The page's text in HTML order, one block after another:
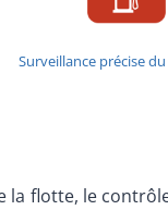
Surveillance précise
la flotte, le